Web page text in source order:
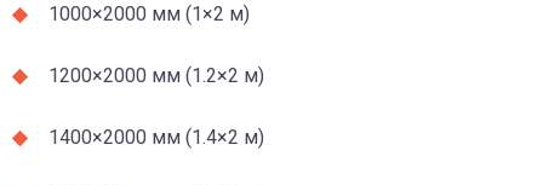
1000×2000 мм (1×2 м)
1200×2000 мм (1.2×2 м)
1400×2000 мм (1.4×2 м)